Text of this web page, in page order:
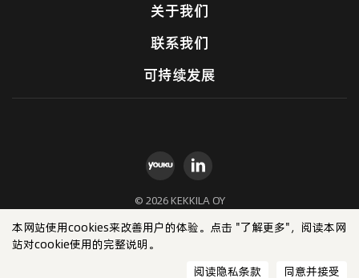
本网站使用cookies来改善用户的体验。点击 "了解更多"，阅读本网
站对cookie使用的完整说明。
阅读隐私条款
同意并接受
关于我们
联系我们
可持续发展
© 2026 KEKKILA OY